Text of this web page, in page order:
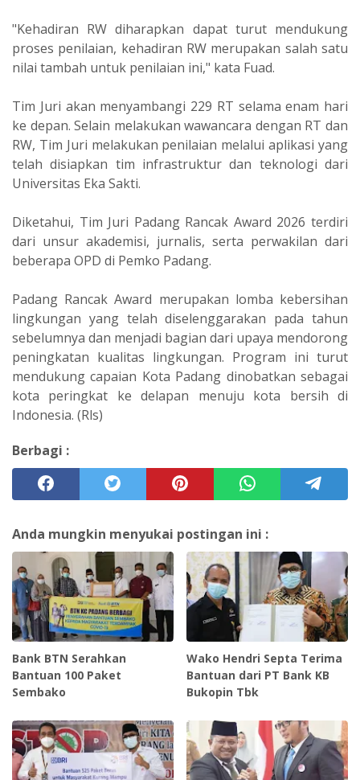
"Kehadiran RW diharapkan dapat turut mendukung
proses penilaian, kehadiran RW merupakan salah satu
nilai tambah untuk penilaian ini," kata Fuad.
Tim Juri akan menyambangi 229 RT selama enam hari
ke depan. Selain melakukan wawancara dengan RT dan
RW, Tim Juri melakukan penilaian melalui aplikasi yang
telah disiapkan tim infrastruktur dan teknologi dari
Universitas Eka Sakti.
Diketahui, Tim Juri Padang Rancak Award 2026 terdiri
dari unsur akademisi, jurnalis, serta perwakilan dari
beberapa OPD di Pemko Padang.
Padang Rancak Award merupakan lomba kebersihan
lingkungan yang telah diselenggarakan pada tahun
sebelumnya dan menjadi bagian dari upaya mendorong
peningkatan kualitas lingkungan. Program ini turut
mendukung capaian Kota Padang dinobatkan sebagai
kota peringkat ke delapan menuju kota bersih di
Indonesia. (Rls)
Berbagi :
Anda mungkin menyukai postingan ini :
Bank BTN Serahkan
Bantuan 100 Paket
Sembako
Wako Hendri Septa Terima
Bantuan dari PT Bank KB
Bukopin Tbk